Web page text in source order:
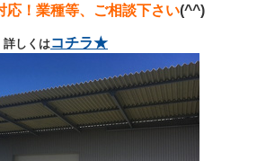
応！業種等、ご相談下さい(^^)
詳しくはコチラ★